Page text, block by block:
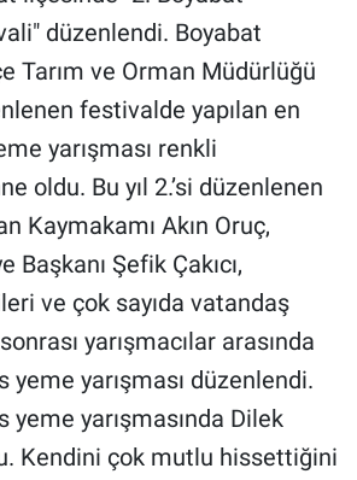
düzenlendi. Boyabat
Tarım ve Orman Müdürlüğü
festivalde yapılan en
yarışması renkli
oldu. Bu yıl 2.’si düzenlenen
Kaymakamı Akın Oruç,
Başkanı Şefik Çakıcı,
ve çok sayıda vatandaş
yarışmacılar arasında
yeme yarışması düzenlendi.
yeme yarışmasında Dilek
Kendini çok mutlu hissettiğini